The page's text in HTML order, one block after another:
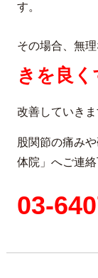
す。
その場合、無
きを良
改善していきま
股関節の痛み
体院」へご連絡
03-